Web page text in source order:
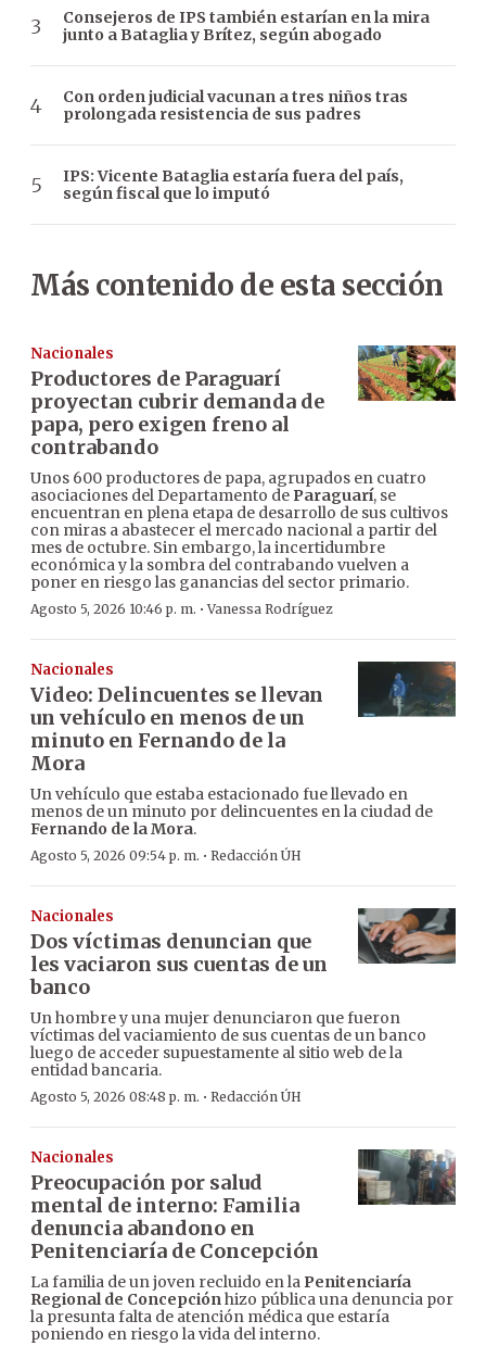
Consejeros de IPS también estarían en la mira
junto a Bataglia y Brítez, según abogado
Con orden judicial vacunan a tres niños tras
prolongada resistencia de sus padres
IPS: Vicente Bataglia estaría fuera del país,
según fiscal que lo imputó
Más contenido de esta sección
Nacionales
Productores de Paraguarí
proyectan cubrir demanda de
papa, pero exigen freno al
contrabando
Unos 600 productores de papa, agrupados en cuatro
asociaciones del Departamento de Paraguarí, se
encuentran en plena etapa de desarrollo de sus cultivos
con miras a abastecer el mercado nacional a partir del
mes de octubre. Sin embargo, la incertidumbre
económica y la sombra del contrabando vuelven a
poner en riesgo las ganancias del sector primario.
Agosto 5, 2026 10:46 p. m. ·Vanessa Rodríguez
Nacionales
Video: Delincuentes se llevan
un vehículo en menos de un
minuto en Fernando de la
Mora
Un vehículo que estaba estacionado fue llevado en
menos de un minuto por delincuentes en la ciudad de
Fernando de la Mora.
Agosto 5, 2026 09:54 p. m. · Redacción ÚH
Nacionales
Dos víctimas denuncian que
les vaciaron sus cuentas de un
banco
Un hombre y una mujer denunciaron que fueron
víctimas del vaciamiento de sus cuentas de un banco
luego de acceder supuestamente al sitio web de la
entidad bancaria.
Agosto 5, 2026 08:48 p. m. · Redacción ÚH
Nacionales
Preocupación por salud
mental de interno: Familia
denuncia abandono en
Penitenciaría de Concepción
La familia de un joven recluido en la Penitenciaría
Regional de Concepciónhizo pública una denuncia por
la presunta falta de atención médica que estaría
poniendo en riesgo la vida del interno.